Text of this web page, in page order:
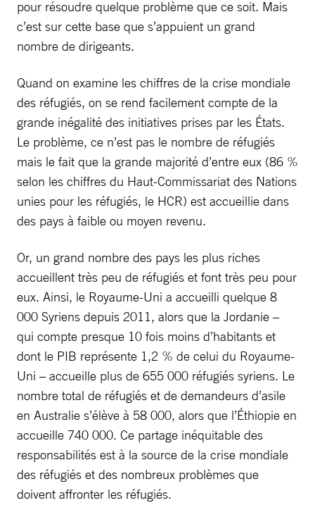
pour résoudre quelque problème que ce soit. Mais
c’est sur cette base que s’appuient un grand
nombre de dirigeants.
Quand on examine les chiffres de la crise mondiale
des réfugiés, on se rend facilement compte de la
grande inégalité des initiatives prises par les États.
Le problème, ce n’est pas le nombre de réfugiés
mais le fait que la grande majorité d’entre eux (86 %
selon les chiffres du Haut-Commissariat des Nations
unies pour les réfugiés, le HCR) est accueillie dans
des pays à faible ou moyen revenu.
Or, un grand nombre des pays les plus riches
accueillent très peu de réfugiés et font très peu pour
eux. Ainsi, le Royaume-Uni a accueilli quelque 8
000 Syriens depuis 2011, alors que la Jordanie –
qui compte presque 10 fois moins d’habitants et
dont le PIB représente 1,2 % de celui du Royaume-
Uni – accueille plus de 655 000 réfugiés syriens. Le
nombre total de réfugiés et de demandeurs d’asile
en Australie s’élève à 58 000, alors que l’Éthiopie en
accueille 740 000. Ce partage inéquitable des
responsabilités est à la source de la crise mondiale
des réfugiés et des nombreux problèmes que
doivent affronter les réfugiés.